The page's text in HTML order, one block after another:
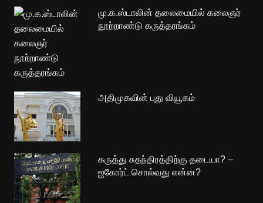
மு.க.ஸ்டாலின் தலைமையில் கலைஞர்
நூற்றாண்டு கருத்தரங்கம்
அதிமுகவின் புது வியூகம்
கருத்து சுதந்திரத்திற்கு தடையா? –
ஐகோர்ட் சொல்வது என்ன?